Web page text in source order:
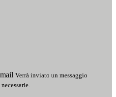
Verrà inviato un messaggio